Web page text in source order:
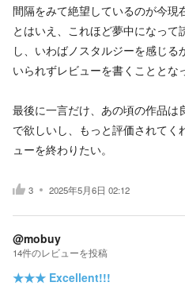
間隔をみて絶望しているのが今現
とはいえ、これほど夢中になっ
し、いわばノスタルジーを感じ
いられずレビューを書くこととな
最後に一言だけ、あの頃の作品は
で欲しいし、もっと評価されて
ューを終わりたい。
3 2025年5月6日 02:12
@mobuy
14件のレビューを投稿
★★★ Excellent!!!